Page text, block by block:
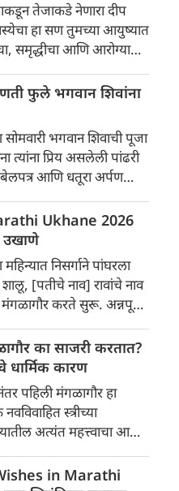
तेजाकडे नेणारा दीप
सण तुमच्या आयुष्यात
समृद्धीचा आणि आरोग्याचा
मनःपूर्वक शुभेच्छा!
फुले भगवान शिवांना
सोमवारी भगवान शिवाची पूजा
त्यांना प्रिय असलेली पांढरी
आणि धतूरा अर्पण
काही फुले भगवान
अर्पण करणे वर्ज्य (निषिद्ध)
गेले आहे. तर चला श्रावण
महादेवाला कोणती फुले
करू नयेत याबद्दल सविस्तर
घेऊ या...
Ukhane 2026
उखाणे
महिन्यात निसर्गाने पांघरला
शालू, [पतीचे नाव] रावांचे नाव
करते सुरू. अन्नपूर्णा
नाव] रावांशिवाय माझा
दुसरा!
का साजरी करतात?
धार्मिक कारण
पहिली मंगळागौर हा
स्त्रीच्या
अत्यंत महत्त्वाचा आणि
ही परंपरा अनेक
in Marathi